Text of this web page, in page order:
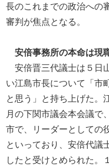
長のこれまでの政治への
審判が焦点となる。
安倍事務所の本命は現
安倍晋三代議士は５日
い江島市長について「市
と思う」と持ち上げた。
月の下関市議会本会議で
市で、リーダーとしての
といっており、安倍代議
したと受けとめられた。